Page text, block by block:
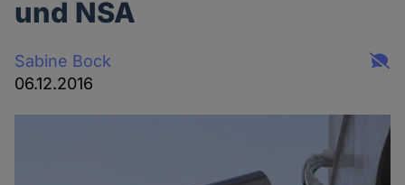
und NSA
Sabine Bock
06.12.2016